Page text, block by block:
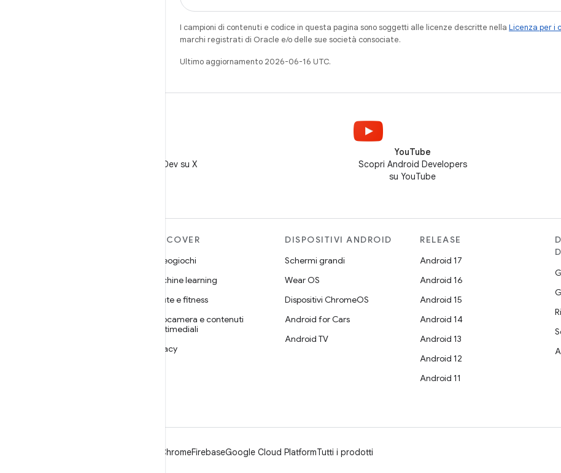
I campioni di contenuti e codice in questa pagina sono soggetti alle licenze descritte nella Licenza per i
marchi registrati di Oracle e/o delle sue società consociate.
Ultimo aggiornamento 2026-06-16 UTC.
Segui @AndroidDev su X
YouTube
Scopri Android Developers
su YouTube
DISCOVER
Videogiochi
Machine learning
Salute e fitness
Fotocamera e contenuti
multimediali
Privacy
DISPOSITIVI ANDROID
Schermi grandi
Wear OS
Dispositivi ChromeOS
Android for Cars
Android TV
RELEASE
Android 17
Android 16
Android 15
Android 14
Android 13
Android 12
Android 11
ChromeFirebaseGoogle Cloud PlatformTutti i prodotti